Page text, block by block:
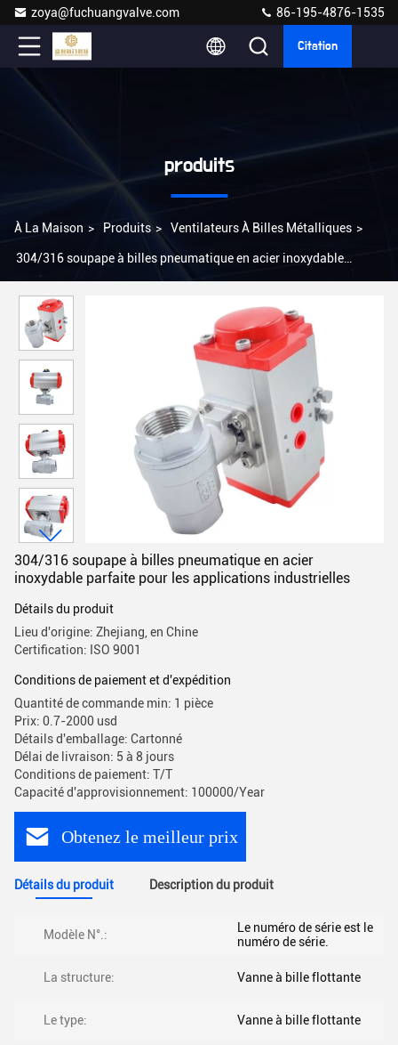
zoya@fuchuangvalve.com 86-195-4876-1535
Citation
produits
À La Maison > Produits > Ventilateurs À Billes Métalliques >
304/316 soupape à billes pneumatique en acier inoxydable
304/316 soupape à billes pneumatique en acier
inoxydable parfaite pour les applications industrielles
Détails du produit
Lieu d'origine: Zhejiang, en Chine
Certification: ISO 9001
Conditions de paiement et d'expédition
Quantité de commande min: 1 pièce
Prix: 0.7-2000 usd
Détails d'emballage: Cartonné
Délai de livraison: 5 à 8 jours
Conditions de paiement: T/T
Capacité d'approvisionnement: 100000/Year
Obtenez le meilleur prix
Détails du produit Description du produit
Modèle N°.:
Le numéro de série est le
numéro de série.
La structure: Vanne à bille flottante
Le type: Vanne à bille flottante